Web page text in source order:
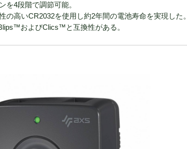
を4段階で調節可能。
の高いCR2032を使用し約2年間の電池寿命を実現した。
およびClics™と互換性がある。